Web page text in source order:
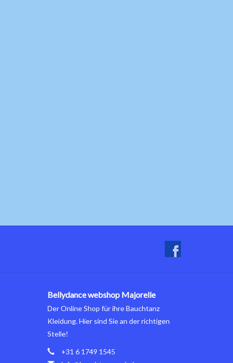
Bellydance webshop Majorelle
Der Online Shop für ihre Bauchtanz
Kleidung. Hier sind Sie an der richtigen
Stelle!
+31 6 1749 1545